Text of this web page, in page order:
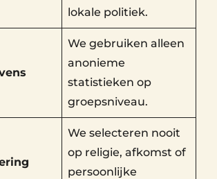
lokale politiek.
We gebruiken alleen
anonieme
statistieken op
groepsniveau.
We selecteren nooit
op religie, afkomst of
persoonlijke